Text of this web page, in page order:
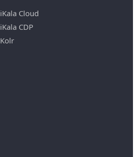
iKala Cloud
iKala CDP
Kolr